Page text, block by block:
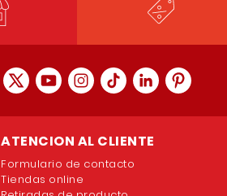
ATENCION AL CLIENTE
Formulario de contacto
Tiendas online